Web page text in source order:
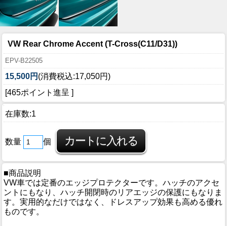
VW Rear Chrome Accent (T-Cross(C11/D31))
EPV-B22505
15,500円 (消費税込:17,050円)
[465ポイント進呈 ]
在庫数:1
数量 個
■商品説明
VW車では定番のエッジプロテクターです。ハッチのアクセ
ントにもなり、ハッチ開閉時のリアエッジの保護にもなりま
す。実用的なだけではなく、ドレスアップ効果も高める優れ
ものです。